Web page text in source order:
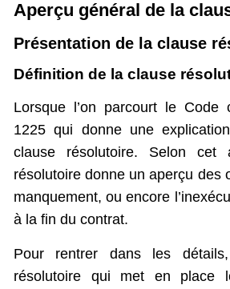
Aperçu général de la
Présentation de la clause
Définition de la clause
Lorsque l’on parcourt le Code
1225 qui donne une
clause résolutoire. Selon cet
résolutoire donne un aperçu des
manquement, ou encore
à la fin du contrat.
Pour rentrer dans les
résolutoire qui met en place